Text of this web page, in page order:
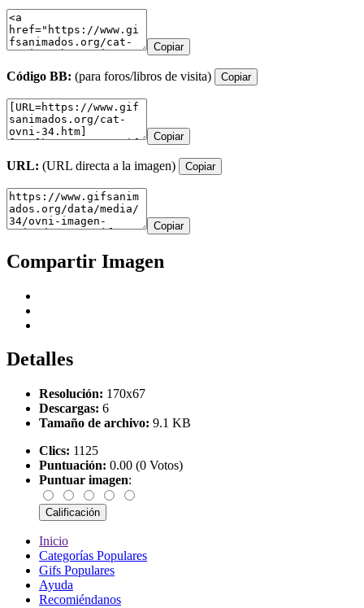
Copiar
Código BB: (para foros/libros de visita) Copiar
Copiar
URL: (URL directa a la imagen) Copiar
Copiar
Compartir Imagen
Detalles
Resolución: 170x67
Descargas: 6
Tamaño de archivo: 9.1 KB
Clics: 1125
Puntuación: 0.00 (0 Votos)
Puntuar imagen:
Inicio
Categorías Populares
Gifs Populares
Ayuda
Recomiéndanos